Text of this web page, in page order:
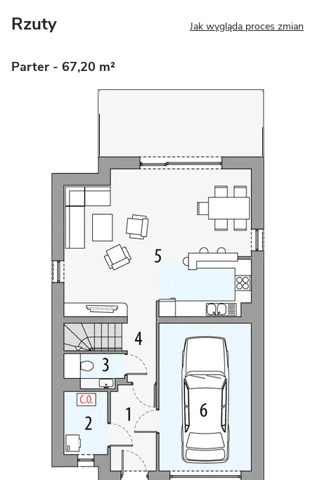
Rzuty Jak wygląda proces zmian
Parter - 67,20 m²